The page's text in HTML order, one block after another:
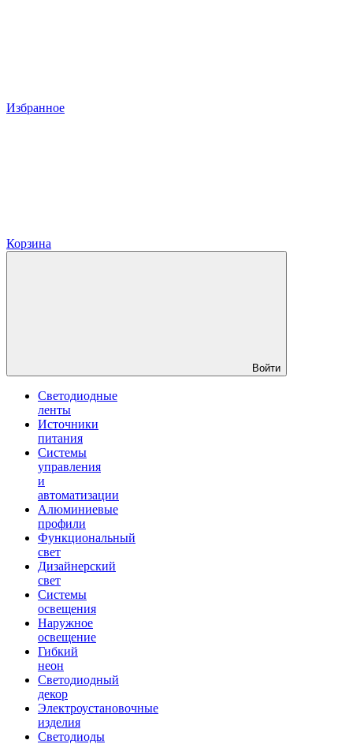
Избранное
Корзина
Войти
Светодиодные
ленты
Источники
питания
Системы
управления
и
автоматизации
Алюминиевые
профили
Функциональный
свет
Дизайнерский
свет
Системы
освещения
Наружное
освещение
Гибкий
неон
Светодиодный
декор
Электроустановочные
изделия
Светодиоды